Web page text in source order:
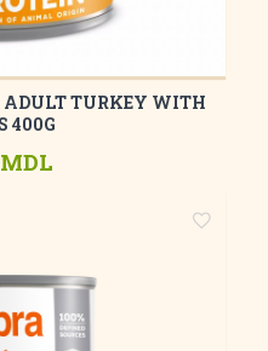
ADULT TURKEY WITH
400G